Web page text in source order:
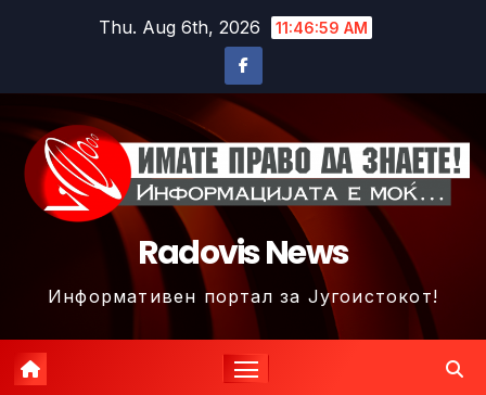
Thu. Aug 6th, 2026 11:47:02 AM
Radovis News
Информативен портал за Југоистокот!